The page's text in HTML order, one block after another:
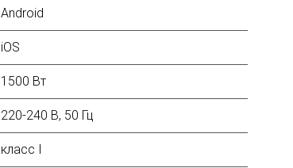
Android
iOS
1500 Вт
220-240 В, 50 Гц
класс I